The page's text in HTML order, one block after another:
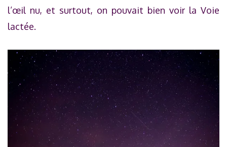
l’œil nu, et surtout, on pouvait bien voir la Voie
lactée.